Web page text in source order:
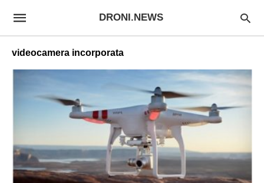
DRONI.NEWS
videocamera incorporata